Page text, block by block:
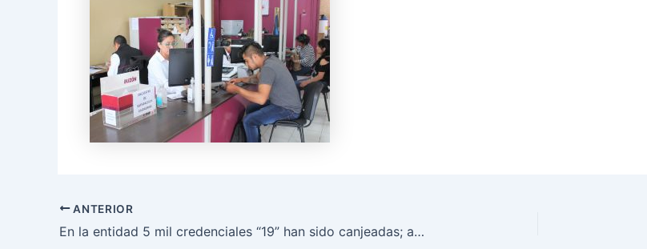
ANTERIOR
En la entidad 5 mil credenciales “19” han sido canjeadas; aún restan 23 mil: INE Tlaxcala